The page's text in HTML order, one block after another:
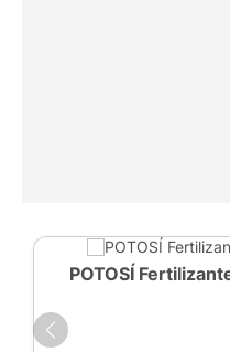
POTOSÍ